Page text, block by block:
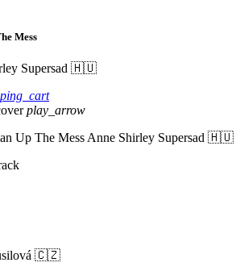
Mess
Supersad 🇭🇺
play_arrow
Up The Mess Anne Shirley Supersad 🇭🇺
🇨🇿